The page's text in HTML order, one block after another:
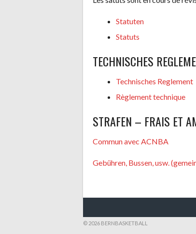
Statuten
Statuts
TECHNISCHES
Technisches Reglement
Règlement technique
STRAFEN – FRAIS ET
Commun avec ACNBA
Gebühren, Bussen, usw.
© 2026 BERNBASKETBALL